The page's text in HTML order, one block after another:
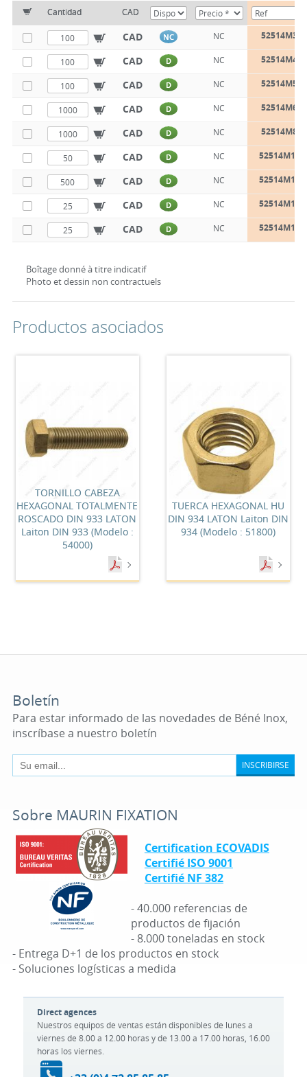
Cantidad CAD
CAD NC NC 52514M3
CAD D NC 52514M4
CAD D NC 52514M5
CAD D NC 52514M6
CAD D NC 52514M8
CAD D NC 52514M10
CAD D NC 52514M12
CAD D NC 52514M14
CAD D NC 52514M16
Boîtage donné à titre indicatif
Photo et dessin non contractuels
Productos asociados
TORNILLO CABEZA
HEXAGONAL TOTALMENTE
ROSCADO DIN 933 LATON
Laiton DIN 933 (Modelo :
54000)
TUERCA HEXAGONAL HU
DIN 934 LATON Laiton DIN
934 (Modelo : 51800)
Boletín
Para estar informado de las novedades de Béné Inox,
inscríbase a nuestro boletín
INSCRIBIRSE
Sobre MAURIN FIXATION
Certification ECOVADIS
Certifié ISO 9001
Certifié NF 382
- 40.000 referencias de
productos de fijación
- 8.000 toneladas en stock
- Entrega D+1 de los productos en stock
- Soluciones logísticas a medida
Direct agences
Nuestros equipos de ventas están disponibles de lunes a
viernes de 8.00 a 12.00 horas y de 13.00 a 17.00 horas, 16.00
horas los viernes.